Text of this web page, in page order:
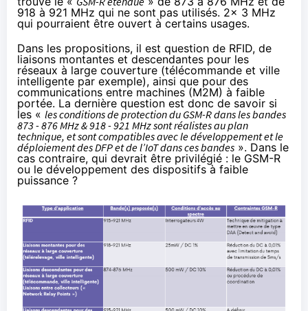
918 à 921 MHz qui ne sont pas utilisés. 2x 3 MHz
qui pourraient être ouvert à certains usages.
Dans les propositions, il est question de RFID, de
liaisons montantes et descendantes pour les
réseaux à large couverture (télécommande et ville
intelligente par exemple), ainsi que pour des
communications entre machines (M2M) à faible
portée. La dernière question est donc de savoir si
les « les conditions de protection du GSM-R dans les bandes
873 - 876 MHz & 918 - 921 MHz sont réalistes au plan
technique, et sont compatibles avec le développement et le
déploiement des DFP et de l’IoT dans ces bandes ». Dans le
cas contraire, qui devrait être privilégié : le GSM-R
ou le développement des dispositifs à faible
puissance ?